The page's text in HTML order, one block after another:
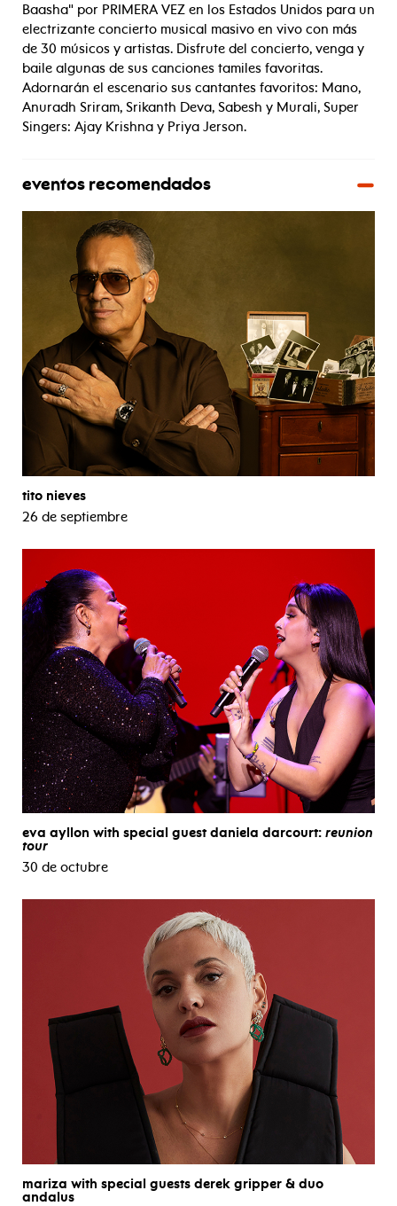
Baasha" por PRIMERA VEZ en los Estados Unidos para un
electrizante concierto musical masivo en vivo con más
de 30 músicos y artistas. Disfrute del concierto, venga y
baile algunas de sus canciones tamiles favoritas.
Adornarán el escenario sus cantantes favoritos: Mano,
Anuradh Sriram, Srikanth Deva, Sabesh y Murali, Super
Singers: Ajay Krishna y Priya Jerson.
eventos recomendados
tito nieves
26 de septiembre
eva ayllon with special guest daniela darcourt: reunion
tour
30 de octubre
mariza with special guests derek gripper & duo
andalus